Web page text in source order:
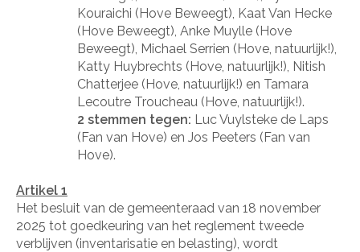
Kouraichi (Hove Beweegt), Kaat Van Hecke
(Hove Beweegt), Anke Muylle (Hove
Beweegt), Michael Serrien (Hove, natuurlijk!),
Katty Huybrechts (Hove, natuurlijk!), Nitish
Chatterjee (Hove, natuurlijk!) en Tamara
Lecoutre Troucheau (Hove, natuurlijk!).
2 stemmen tegen: Luc Vuylsteke de Laps
(Fan van Hove) en Jos Peeters (Fan van
Hove).
Artikel 1
Het besluit van de gemeenteraad van 18 november
2025 tot goedkeuring van het reglement tweede
verblijven (inventarisatie en belasting), wordt